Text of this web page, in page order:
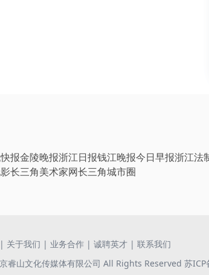
报金陵晚报浙江日报钱江晚报今日早报浙江法
长三角美术家网长三角城市圈
| 关于我们 | 业务合作 | 诚聘英才 | 联系我们
睿山文化传媒体有限公司 All Rights Reserved 苏